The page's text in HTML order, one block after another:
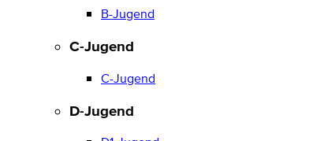
B-Jugend
C-Jugend
C-Jugend
D-Jugend